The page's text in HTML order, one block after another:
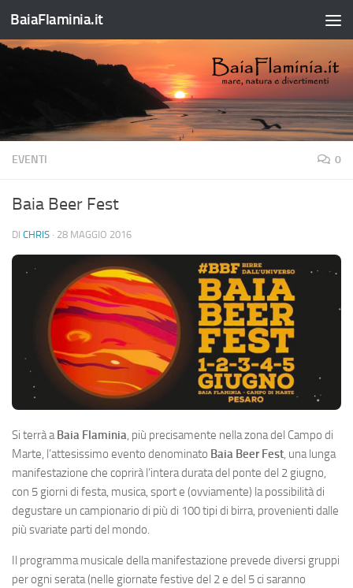
Salta al contenuto
BaiaFlaminia.it
EVENTI 0
Baia Beer Fest
DI CHRIS · 28 MAGGIO 2016
Si terrà aBaia Flaminia, più precisamente nella zona del Campo di
Marte, l’attesissimo evento denominato Baia Beer Fest, una lunga
manifestazione che coprirà l’intera durata del ponte del 2 giugno,
con 5 giorni di festa, musica, sport e (ovviamente) la possibilità di
degustare un campionario di più di 100 tipi di birra, provenienti dalle
più svariate parti del mondo.
Il programma musicale della manifestazione prevede diversi gruppi
per ogni serata (nelle giornate festive del 2 e del 5 ci saranno